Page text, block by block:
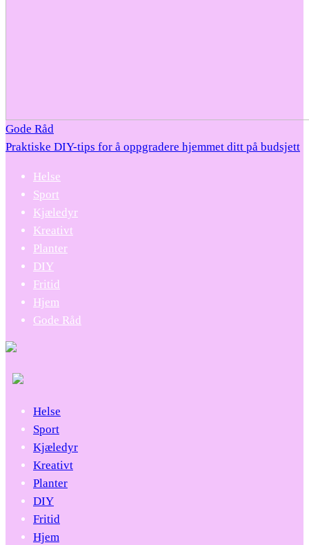
Gode Råd
Praktiske DIY-tips for å oppgradere hjemmet ditt på budsjett
Helse
Sport
Kjæledyr
Kreativt
Planter
DIY
Fritid
Hjem
Gode Råd
Helse
Sport
Kjæledyr
Kreativt
Planter
DIY
Fritid
Hjem